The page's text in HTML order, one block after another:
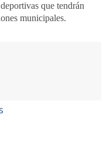
que tendrán
municipales.